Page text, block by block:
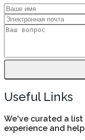
Useful Links
We've curated a
experience and